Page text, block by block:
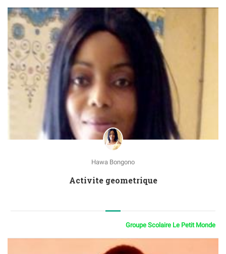
Hawa Bongono
Activite geometrique
Groupe Scolaire Le Petit Monde